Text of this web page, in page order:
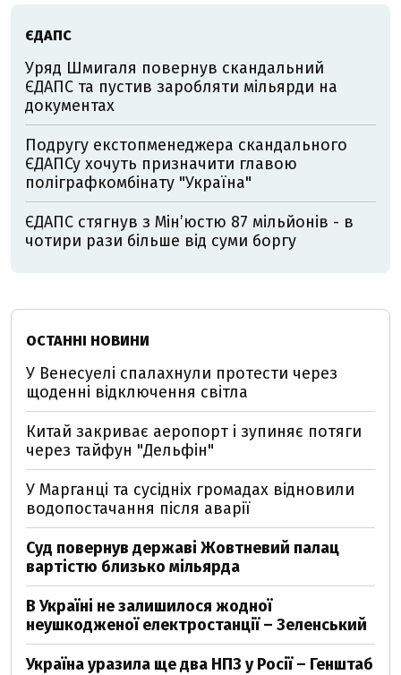
ЄДАПС
Уряд Шмигаля повернув скандальний
ЄДАПС та пустив заробляти мільярди на
документах
Подругу екстопменеджера скандального
ЄДАПСу хочуть призначити главою
поліграфкомбінату "Україна"
ЄДАПС стягнув з Мін’юстю 87 мільйонів - в
чотири рази більше від суми боргу
ОСТАННІ НОВИНИ
У Венесуелі спалахнули протести через
щоденні відключення світла
Китай закриває аеропорт і зупиняє потяги
через тайфун "Дельфін"
У Марганці та сусідніх громадах відновили
водопостачання після аварії
Суд повернув державі Жовтневий палац
вартістю близько мільярда
В Україні не залишилося жодної
неушкодженої електростанції – Зеленський
Україна уразила ще два НПЗ у Росії – Генштаб